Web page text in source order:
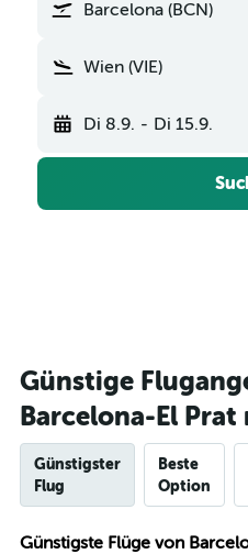
Barcelona (BCN)
Wien (VIE)
Di 8.9. - Di 15.9.
Günstige
Barcelona-El
Günstigster
Flug
Beste
Option
Günstigste Flüge von